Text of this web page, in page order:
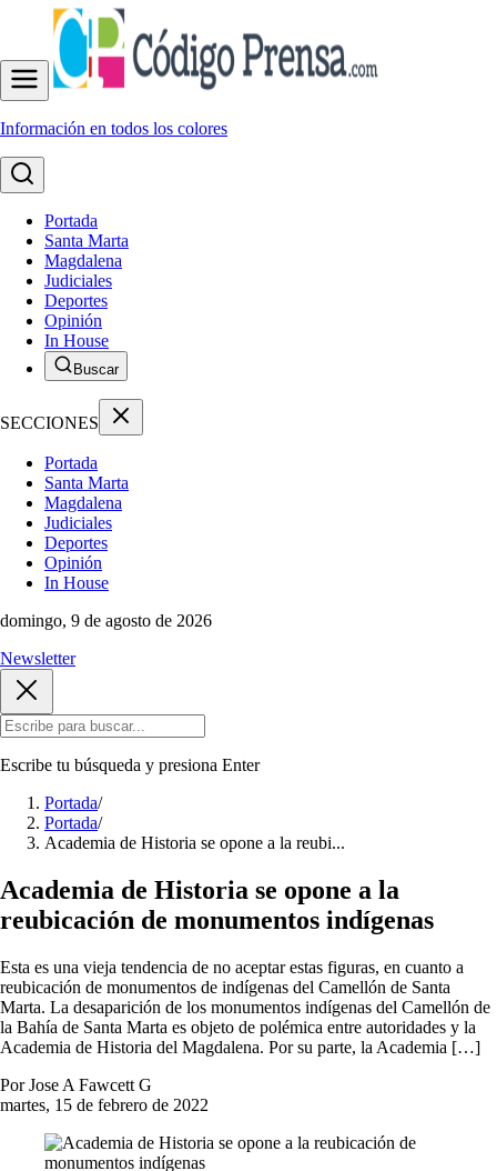
Información en todos los colores
Portada
Santa Marta
Magdalena
Judiciales
Deportes
Opinión
In House
Buscar
SECCIONES
Portada
Santa Marta
Magdalena
Judiciales
Deportes
Opinión
In House
domingo, 9 de agosto de 2026
Newsletter
Escribe tu búsqueda y presiona Enter
Portada/
Portada/
Academia de Historia se opone a la reubi...
Academia de Historia se opone a la
reubicación de monumentos indígenas
Esta es una vieja tendencia de no aceptar estas figuras, en cuanto a
reubicación de monumentos de indígenas del Camellón de Santa
Marta. La desaparición de los monumentos indígenas del Camellón de
la Bahía de Santa Marta es objeto de polémica entre autoridades y la
Academia de Historia del Magdalena. Por su parte, la Academia […]
Por Jose A Fawcett G
martes, 15 de febrero de 2022